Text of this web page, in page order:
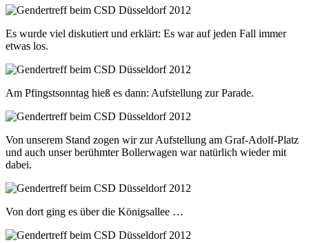
Es wurde viel diskutiert und erklärt: Es war auf jeden Fall immer
etwas los.
Am Pfingstsonntag hieß es dann: Aufstellung zur Parade.
Von unserem Stand zogen wir zur Aufstellung am Graf-Adolf-Platz
und auch unser berühmter Bollerwagen war natürlich wieder mit
dabei.
Von dort ging es über die Königsallee …